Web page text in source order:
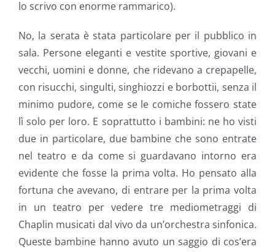
lo scrivo con enorme rammarico).
No, la serata è stata particolare per il pubblico in
sala. Persone eleganti e vestite sportive, giovani e
vecchi, uomini e donne, che ridevano a crepapelle,
con risucchi, singulti, singhiozzi e borbottii, senza il
minimo pudore, come se le comiche fossero state
lì solo per loro. E soprattutto i bambini: ne ho visti
due in particolare, due bambine che sono entrate
nel teatro e da come si guardavano intorno era
evidente che fosse la prima volta. Ho pensato alla
fortuna che avevano, di entrare per la prima volta
in un teatro per vedere tre mediometraggi di
Chaplin musicati dal vivo da un’orchestra sinfonica.
Queste bambine hanno avuto un saggio di cos’era